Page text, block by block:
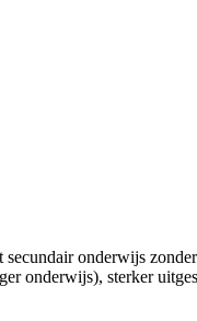
onderwijs
onderwijs), sterker
(attest B2 vereist
beleidsniveau.